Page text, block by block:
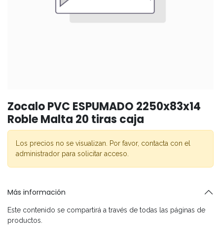
Zocalo PVC ESPUMADO 2250x83x14
Roble Malta 20 tiras caja
Los precios no se visualizan. Por favor, contacta con el
administrador para solicitar acceso.
Más información
Este contenido se compartirá a través de todas las páginas de
productos.